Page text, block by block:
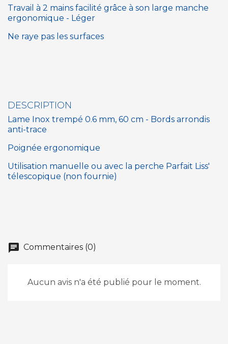
Travail à 2 mains facilité grâce à son large manche
ergonomique - Léger
Ne raye pas les surfaces
DESCRIPTION
Lame Inox trempé 0.6 mm, 60 cm - Bords arrondis
anti-trace
Poignée ergonomique
Utilisation manuelle ou avec la perche Parfait Liss'
télescopique (non fournie)
chat Commentaires (0)
Aucun avis n'a été publié pour le moment.